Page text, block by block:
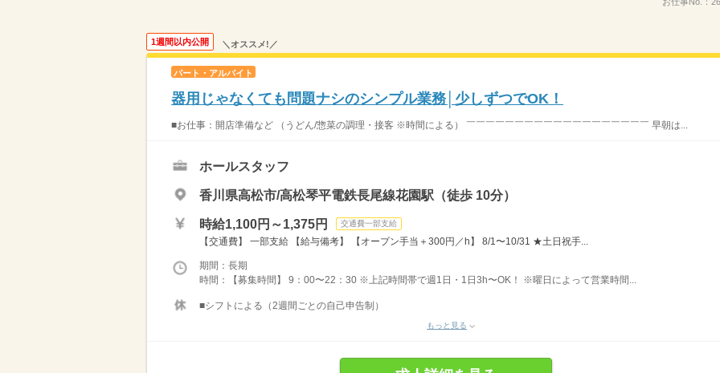
1週間以内公開 ＼オススメ!／
パート・アルバイト
器用じゃなくても問題ナシのシンプル業務│少しずつでOK！
■お仕事：開店準備など （うどん/惣菜の調理・接客 ※時間による） ￣￣￣￣￣￣￣￣￣￣￣￣￣￣￣￣￣￣￣ 早朝は...
ホールスタッフ
香川県高松市/高松琴平電鉄長尾線花園駅（徒歩 10分）
時給1,100円～1,375円 交通費一部支給
【交通費】 一部支給 【給与備考】 【オープン手当＋300円／h】 8/1〜10/31 ★土日祝手...
期間：長期
時間：【募集時間】 9：00〜22：30 ※上記時間帯で週1日・1日3h〜OK！ ※曜日によって営業時間...
■シフトによる（2週間ごとの自己申告制）
もっと見る